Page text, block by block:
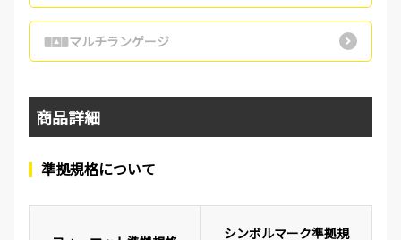
マルチランゲージ
商品詳細
準拠規格について
シンボルマーク準拠規